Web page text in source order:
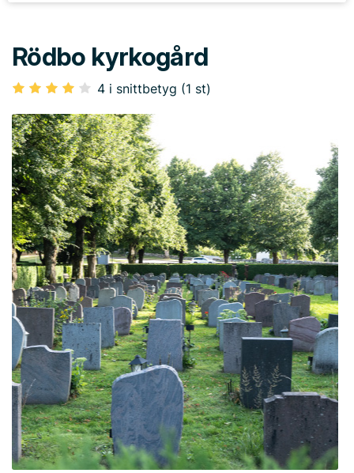
Rödbo kyrkogård
4 i snittbetyg (1 st)